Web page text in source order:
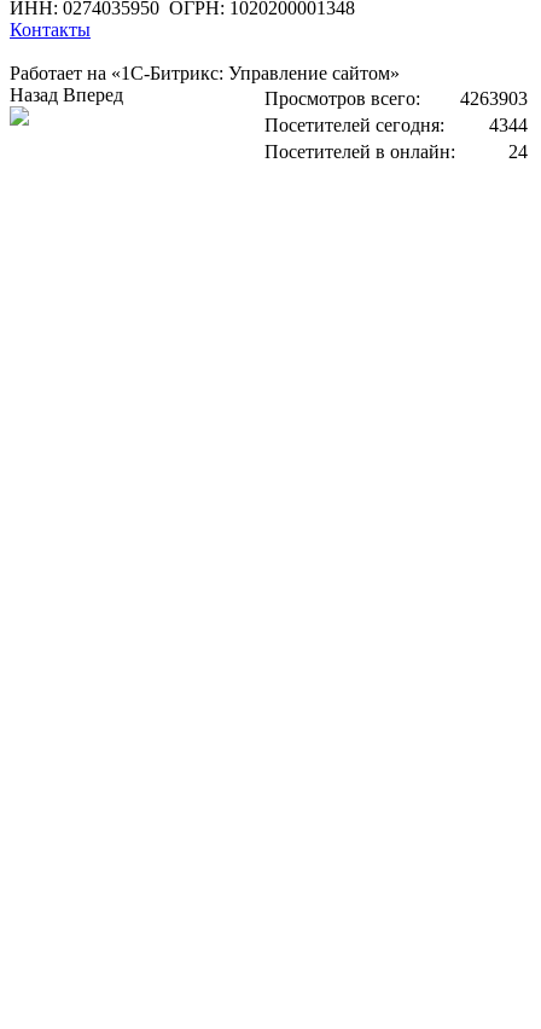
ИНН: 0274035950 ОГРН: 1020200001348
Контакты
Работает на «1С-Битрикс: Управление сайтом»
Просмотров всего:
4263903
Посетителей сегодня:
4344
Посетителей в онлайн:
24
Назад Вперед